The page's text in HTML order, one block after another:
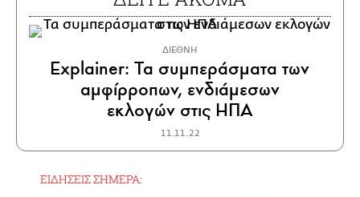
ΔΙΕΘΝΗ
Explainer: Τα συμπεράσματα των
αμφίρροπων, ενδιάμεσων
εκλογών στις ΗΠΑ
11.11.22
ΕΙΔΗΣΕΙΣ ΣΗΜΕΡΑ: